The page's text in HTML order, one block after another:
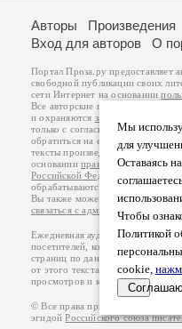
Мы
для
Оставаясь
Чтобы
Политикой
cookie,
Авторы Произведения
Вход для авторов
О
Портал Проза.ру предоставляет
свободной публикации своих
сети Интернет на основании
Все авторские права на
и охраняются законом
.
только с согласия его автора, к
обратиться на его авторской
тексты произведений авторы
основанииправил публикациии
Российской Федерации
обрабатываются на основании
Вы также можете посмотреть
связаться с администрацией
Ежедневная аудитория портала
посетителей, которые в общей
страниц по данным счетчика
от этого текста. В каждой графе
просмотров и количество
© Все права принадлежат
эгидойРоссийского союза